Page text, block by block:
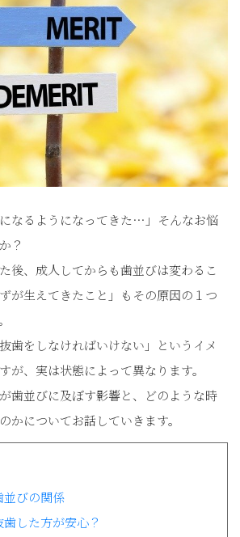
になるようになってきた…」そんなお悩
？
後、成人してからも歯並びは変わるこ
が生えてきたこと」もその原因の１つ
歯をしなければいけない」というイメ
が、実は状態によって異なります。
歯並びに及ぼす影響と、どのような時
かについてお話していきます。
並びの関係
した方が安心？